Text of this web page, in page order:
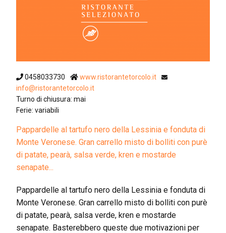
0458033730
www.ristorantetorcolo.it
info@ristorantetorcolo.it
Turno di chiusura: mai
Ferie: variabili
Pappardelle al tartufo nero della Lessinia e fonduta di
Monte Veronese. Gran carrello misto di bolliti con purè
di patate, pearà, salsa verde, kren e mostarde
senapate...
Pappardelle al tartufo nero della Lessinia e fonduta di
Monte Veronese. Gran carrello misto di bolliti con purè
di patate, pearà, salsa verde, kren e mostarde
senapate. Basterebbero queste due motivazioni per